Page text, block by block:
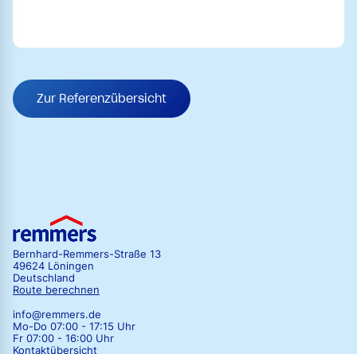
Zur Referenzübersicht
Bernhard-Remmers-Straße 13
49624 Löningen
Deutschland
Route berechnen
info@remmers.de
Mo-Do 07:00 - 17:15 Uhr
Fr 07:00 - 16:00 Uhr
Kontaktübersicht